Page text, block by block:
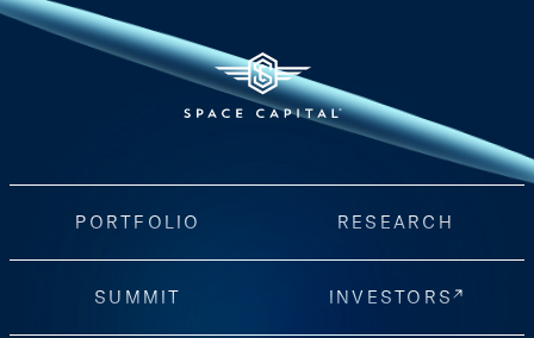
PORTFOLIO RESEARCH
SUMMIT INVESTORS